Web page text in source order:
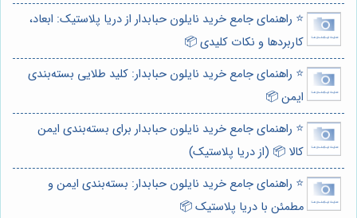
⭐️ راهنمای جامع خرید نایلون حبابدار از دریا پلاستیک: ابعاد،
کاربردها و نکات کلیدی 📦
⭐️ راهنمای جامع خرید نایلون حبابدار: کلید طلایی بسته‌بندی
ایمن 📦
⭐️ راهنمای جامع خرید نایلون حبابدار برای بسته‌بندی ایمن
کالا 📦 (از دریا پلاستیک)
⭐️ راهنمای جامع خرید نایلون حبابدار: بسته‌بندی ایمن و
مطمئن با دریا پلاستیک 📦